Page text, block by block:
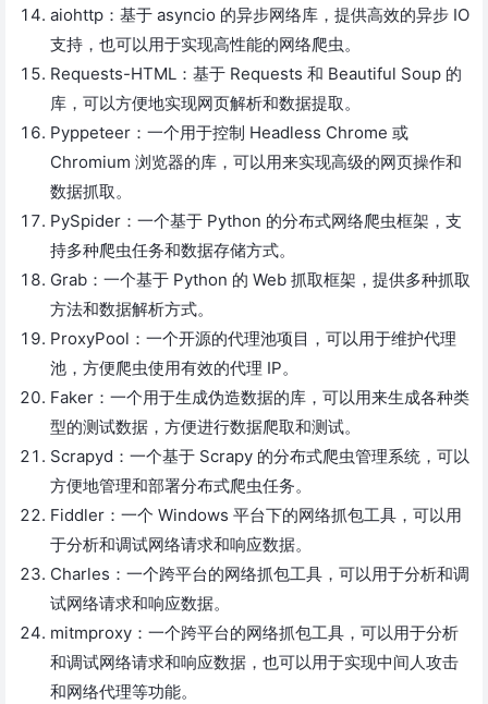
aiohttp：基于 asyncio 的异步网络库，提供高效的异步 IO
支持，也可以用于实现高性能的网络爬虫。
Requests-HTML：基于 Requests 和 Beautiful Soup 的
库，可以方便地实现网页解析和数据提取。
Pyppeteer：一个用于控制 Headless Chrome 或
Chromium 浏览器的库，可以用来实现高级的网页操作和
数据抓取。
PySpider：一个基于 Python 的分布式网络爬虫框架，支
持多种爬虫任务和数据存储方式。
Grab：一个基于 Python 的 Web 抓取框架，提供多种抓取
方法和数据解析方式。
ProxyPool：一个开源的代理池项目，可以用于维护代理
池，方便爬虫使用有效的代理 IP。
Faker：一个用于生成伪造数据的库，可以用来生成各种类
型的测试数据，方便进行数据爬取和测试。
Scrapyd：一个基于 Scrapy 的分布式爬虫管理系统，可以
方便地管理和部署分布式爬虫任务。
Fiddler：一个 Windows 平台下的网络抓包工具，可以用
于分析和调试网络请求和响应数据。
Charles：一个跨平台的网络抓包工具，可以用于分析和调
试网络请求和响应数据。
mitmproxy：一个跨平台的网络抓包工具，可以用于分析
和调试网络请求和响应数据，也可以用于实现中间人攻击
和网络代理等功能。